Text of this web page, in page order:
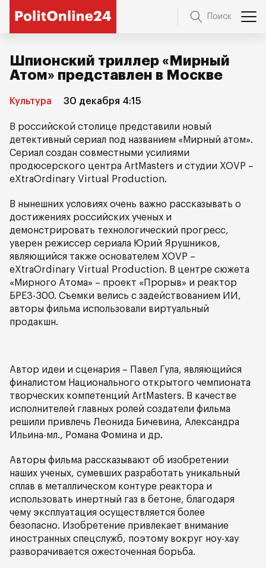
Поиск
Шпионский триллер «Мирный
Атом» представлен в Москве
Культура 30 декабря 4:15
В российской столице представили новый
детективный сериал под названием «Мирный атом».
Сериал создан совместными усилиями
продюсерского центра ArtMasters и студии XOVP –
eXtraOrdinary Virtual Production.
В нынешних условиях очень важно рассказывать о
достижениях российских ученых и
демонстрировать технологический прогресс,
уверен режиссер сериала Юрий Ярушников,
являющийся также основателем XOVP –
eXtraOrdinary Virtual Production. В центре сюжета
«Мирного Атома» – проект «Прорыв» и реактор
БРЕЗ-300. Съемки велись с задействованием ИИ,
авторы фильма использовали виртуальный
продакшн.
Автор идеи и сценария – Павел Гула, являющийся
финалистом Национального открытого чемпионата
творческих компетенций ArtMasters. В качестве
исполнителей главных ролей создатели фильма
решили привлечь Леонида Бичевина, Александра
Ильина-мл., Романа Фомина и др.
Авторы фильма рассказывают об изобретении
наших ученых, сумевших разработать уникальный
сплав в металлическом контуре реактора и
использовать инертный газ в бетоне, благодаря
чему эксплуатация осуществляется более
безопасно. Изобретение привлекает внимание
иностранных спецслужб, поэтому вокруг ноу-хау
разворачивается ожесточенная борьба.